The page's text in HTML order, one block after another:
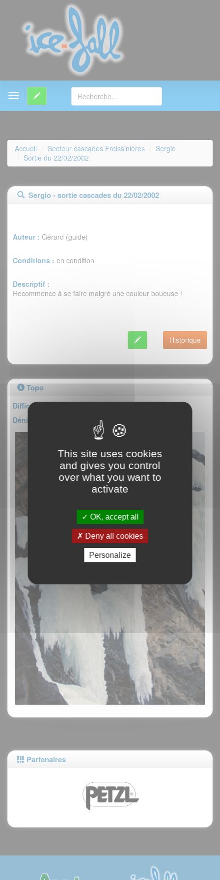
MENU
Accueil Secteur cascades Freissinières
Sergio
Sortie du 22/02/2002
Sergio - sortie cascades du 22/02/2002
Auteur : Gérard (guide)
Conditions : en condition
Descriptif :
Recommence à se faire malgré une couleur boueuse !
Historique
Topo
Difficulté : V/6
Dénivelé : 200m
Partenaires
This site uses cookies
and gives you control
over what you want to
activate
OK, accept all
Deny all cookies
Personalize